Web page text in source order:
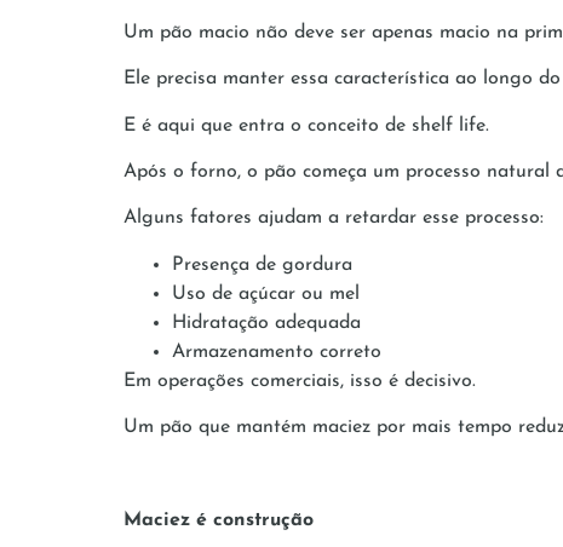
Um pão macio não deve ser apenas macio na
Ele precisa manter essa característica ao longo
E é aqui que entra o conceito de shelf life.
Após o forno, o pão começa um processo natural
Alguns fatores ajudam a retardar esse processo:
Presença de gordura
Uso de açúcar ou mel
Hidratação adequada
Armazenamento correto
Em operações comerciais, isso é decisivo.
Um pão que mantém maciez por mais tempo
Maciez é construção